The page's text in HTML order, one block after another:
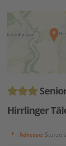
Hirrlinger
Adresse: